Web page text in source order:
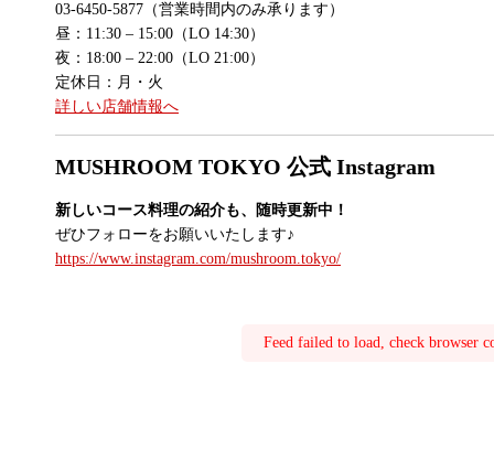
03-6450-5877（営業時間内のみ承ります）
昼：11:30 – 15:00（LO 14:30）
夜：18:00 – 22:00（LO 21:00）
定休日：月・火
詳しい店舗情報へ
MUSHROOM TOKYO 公式 Instagram
新しいコース料理の紹介も、随時更新中！
ぜひフォローをお願いいたします♪
https://www.instagram.com/mushroom.tokyo/
Feed failed to load, check browser